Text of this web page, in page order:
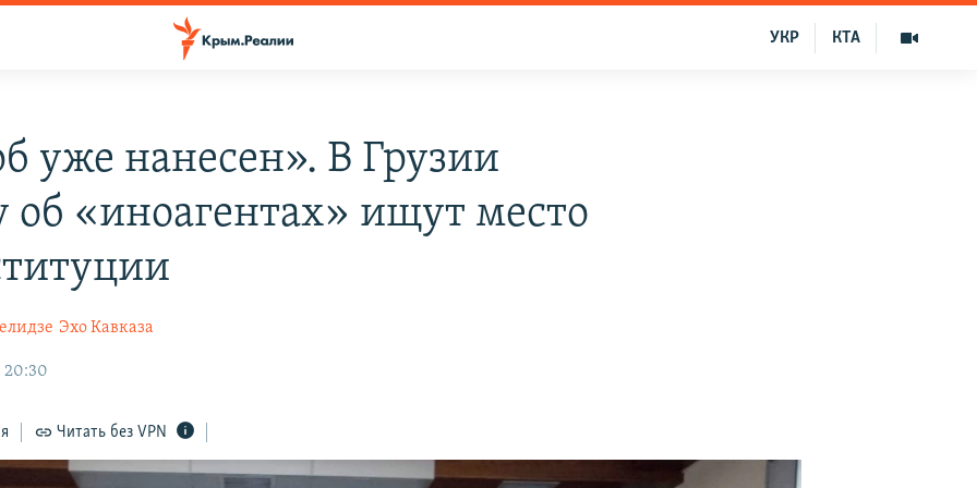
КТА
УКР
уже нанесен». В Грузии
об «иноагентах» ищут место
Эхо Кавказа
20:30
Читать без VPN